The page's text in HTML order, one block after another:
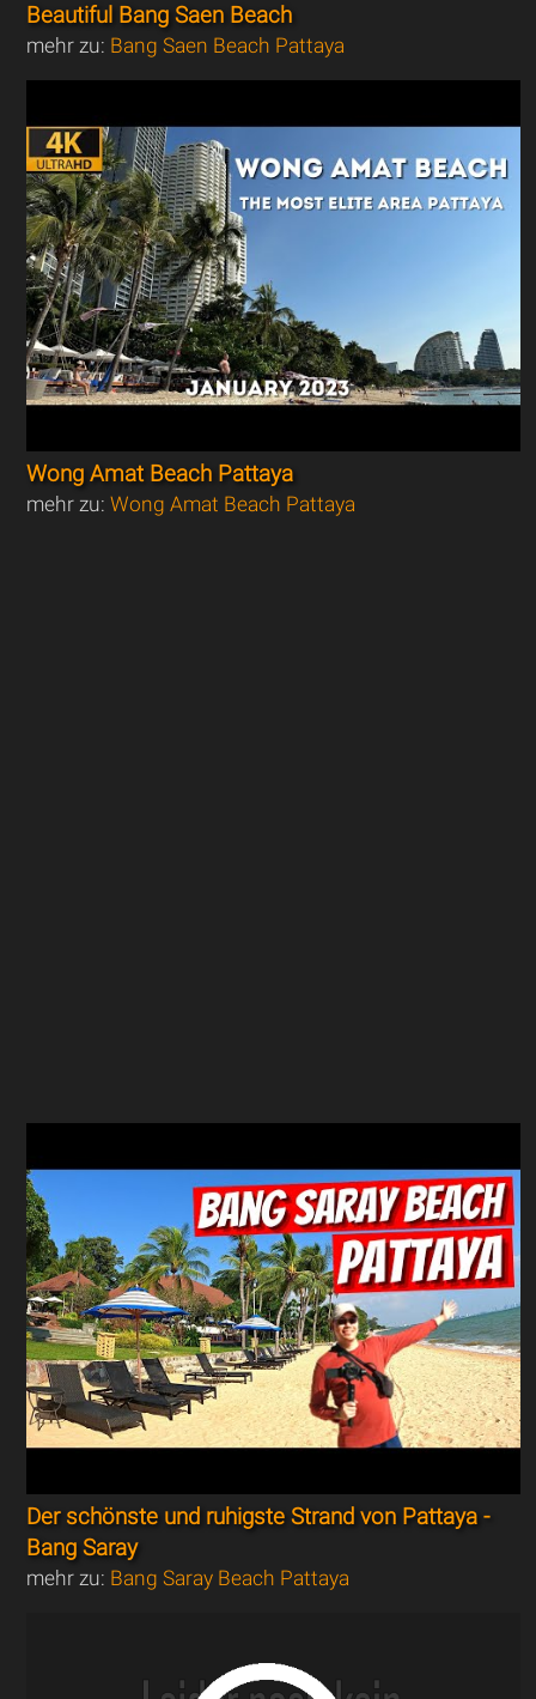
Beautiful Bang Saen Beach
mehr zu: Bang Saen Beach Pattaya
Wong Amat Beach Pattaya
mehr zu:Wong Amat Beach Pattaya
Der schönste und ruhigste Strand von Pattaya -
Bang Saray
mehr zu: Bang Saray Beach Pattaya